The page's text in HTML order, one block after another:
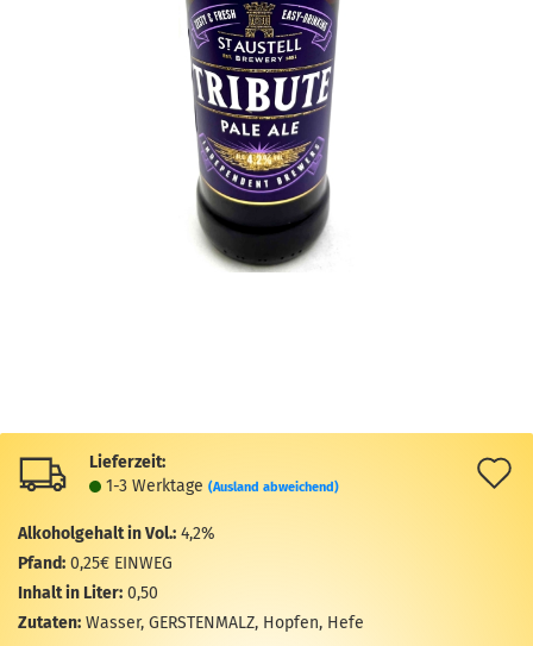
Lieferzeit:
1-3 Werktage (Ausland abweichend)
Alkoholgehalt in Vol.: 4,2%
Pfand: 0,25€ EINWEG
Inhalt in Liter: 0,50
Zutaten: Wasser, GERSTENMALZ, Hopfen, Hefe